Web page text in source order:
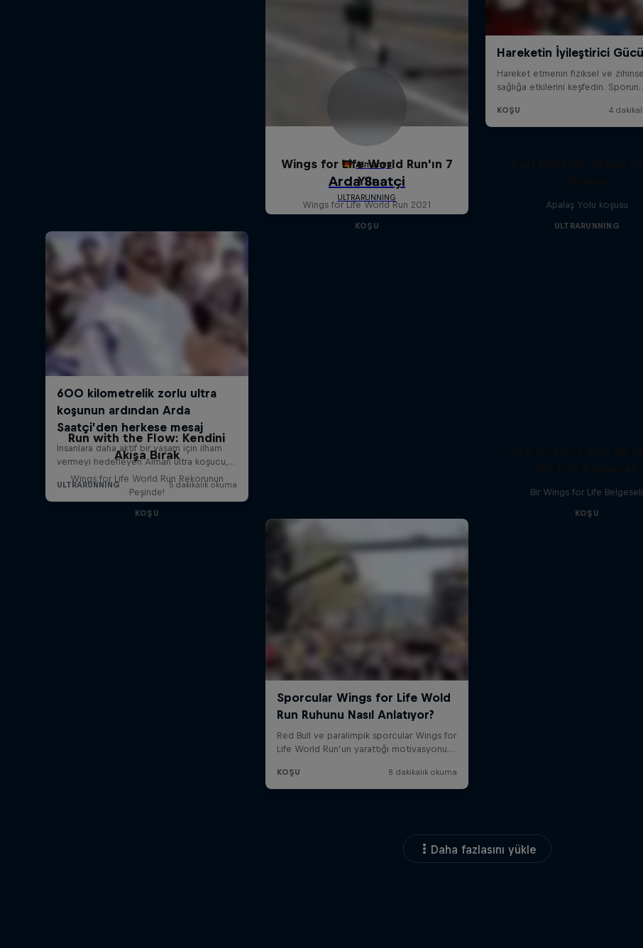
Wings for Life World Run'ın 7
Yılı
Wings for Life World Run 2021
KOŞU
Apalaş Yolu koşusu
ULTRARUNNING
Run with the Flow: Kendini
Akışa Bırak
Wings for Life World Run Rekorunun
Peşinde!
KOŞU
Bir Wings for Life Belgeseli
KOŞU
Daha fazlasını yükle